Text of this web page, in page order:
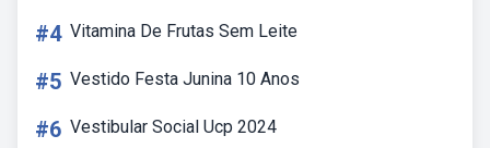
#4 Vitamina De Frutas Sem Leite
#5 Vestido Festa Junina 10 Anos
#6 Vestibular Social Ucp 2024